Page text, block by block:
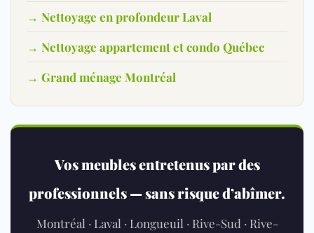
→ Nettoyage en profondeur Laval
→ Nettoyage appartement et condo Québec
→ Grand ménage Montréal
Vos meubles entretenus par des
professionnels — sans risque d’abîmer.
Montréal · Laval · Longueuil · Rive-Sud · Rive-